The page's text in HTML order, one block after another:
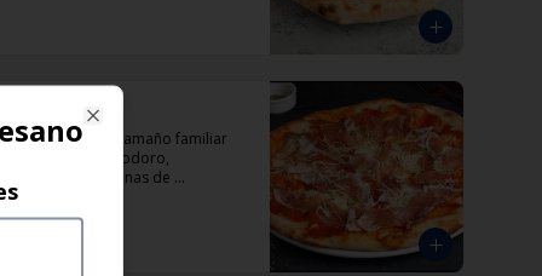
Prosciutto
Masa de 32 cm. tamaño familiar
rellena con pomodoro,
parmesano, láminas de
prosciutto.
Close